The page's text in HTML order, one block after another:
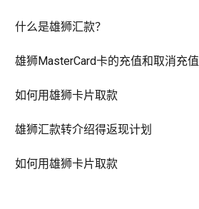
什么是雄狮汇款？
雄狮MasterCard卡的充值和取消充值
如何用雄狮卡片取款
雄狮汇款转介绍得返现计划
如何用雄狮卡片取款